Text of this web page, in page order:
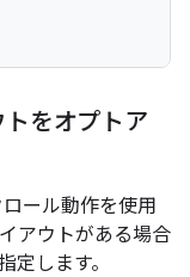
をオプトア
ール動作を使用
アウトがある場合
定します。